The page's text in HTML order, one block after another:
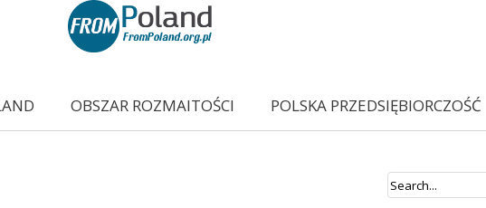
OBSZAR ROZMAITOŚCI POLSKA PRZEDSIĘBIORCZOŚĆ